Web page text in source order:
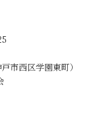
市西区学園東町）